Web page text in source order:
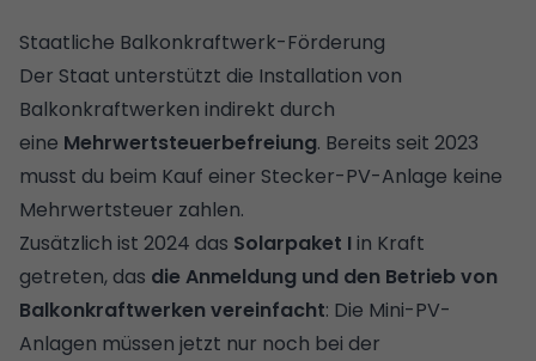
Staatliche Balkonkraftwerk-Förderung
Der Staat unterstützt die Installation von
Balkonkraftwerken indirekt durch
eine Mehrwertsteuerbefreiung. Bereits seit 2023
musst du beim Kauf einer Stecker-PV-Anlage keine
Mehrwertsteuer zahlen.
Zusätzlich ist 2024 das Solarpaket I in Kraft
getreten, das die Anmeldung und den Betrieb von
Balkonkraftwerken vereinfacht: Die Mini-PV-
Anlagen müssen jetzt nur noch bei der